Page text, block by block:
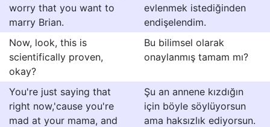
worry that you want to
marry Brian.
evlenmek istediğinden
endişelendim.
Now, look, this is
scientifically proven,
okay?
Bu bilimsel olarak
onaylanmış tamam mı?
You're just saying that
right now,'cause you're
mad at your mama, and
Şu an annene kızdığın
için böyle söylüyorsun
ama haksızlık ediyorsun.